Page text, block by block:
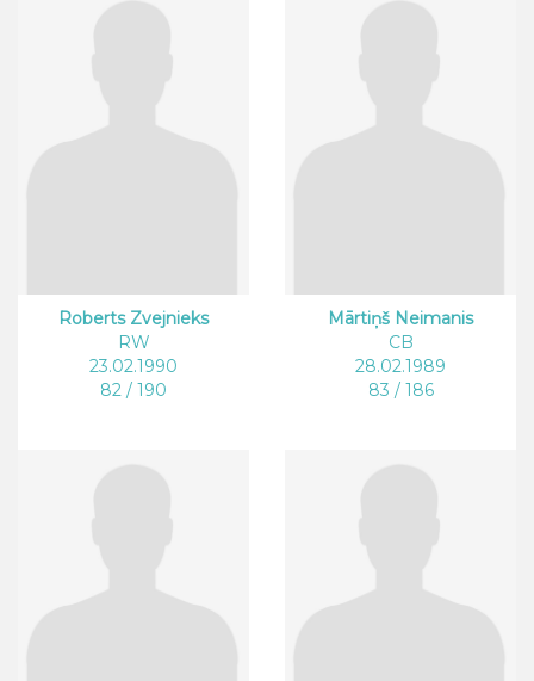
Roberts Zvejnieks
RW
23.02.1990
82 / 190
Mārtiņš Neimanis
CB
28.02.1989
83 / 186